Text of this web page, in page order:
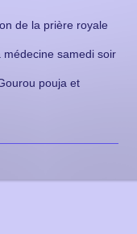
de la prière royale
samedi soir
pouja et